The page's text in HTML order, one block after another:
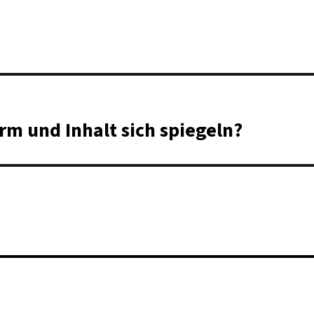
und Inhalt sich spiegeln?